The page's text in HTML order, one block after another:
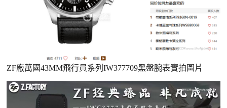
ZF廠萬國43MM飛行員系列IW377709黑盤腕表實拍圖片